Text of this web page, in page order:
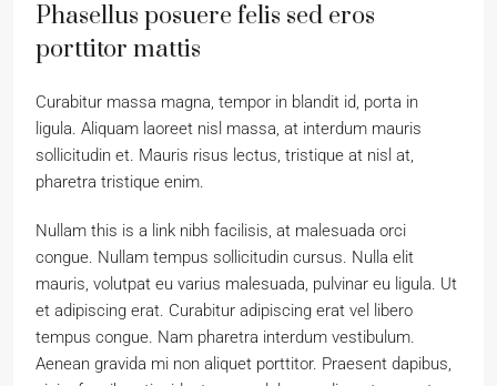
Phasellus posuere felis sed eros
porttitor mattis
Curabitur massa magna, tempor in blandit id, porta in
ligula. Aliquam laoreet nisl massa, at interdum mauris
sollicitudin et. Mauris risus lectus, tristique at nisl at,
pharetra tristique enim.
Nullam this is a link nibh facilisis, at malesuada orci
congue. Nullam tempus sollicitudin cursus. Nulla elit
mauris, volutpat eu varius malesuada, pulvinar eu ligula. Ut
et adipiscing erat. Curabitur adipiscing erat vel libero
tempus congue. Nam pharetra interdum vestibulum.
Aenean gravida mi non aliquet porttitor. Praesent dapibus,